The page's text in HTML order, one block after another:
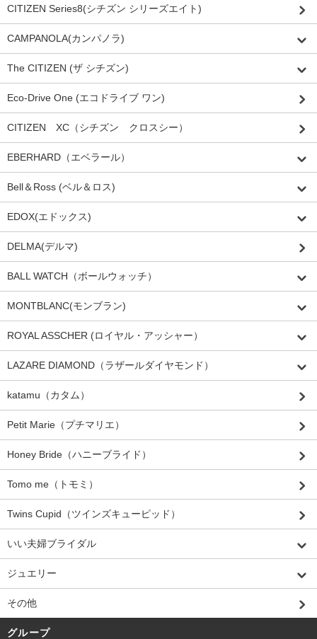
CITIZEN Series8(シチズン シリーズエイト)
CAMPANOLA(カンパノラ)
The CITIZEN (ザ シチズン)
Eco-Drive One (エコドライブ ワン)
CITIZEN XC（シチズン クロスシー）
EBERHARD（エベラール）
Bell＆Ross (ベル＆ロス)
EDOX(エドックス)
DELMA(デルマ)
BALL WATCH（ボールウォッチ）
MONTBLANC(モンブラン)
ROYAL ASSCHER (ロイヤル・アッシャー）
LAZARE DIAMOND（ラザールダイヤモンド）
katamu（カタム）
Petit Marie（プチマリエ）
Honey Bride（ハニーブライド）
Tomo me（トモミ）
Twins Cupid（ツインズキューピッド）
いい夫婦ブライダル
ジュエリー
その他
グループ